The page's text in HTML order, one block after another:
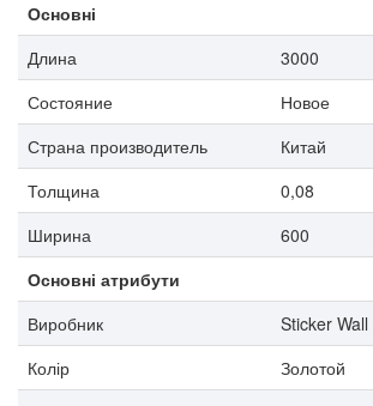
Основні
Длина
3000
Состояние
Новое
Страна производитель
Китай
Толщина
0,08
Ширина
600
Основні атрибути
Виробник
Sticker Wall
Колір
Золотой